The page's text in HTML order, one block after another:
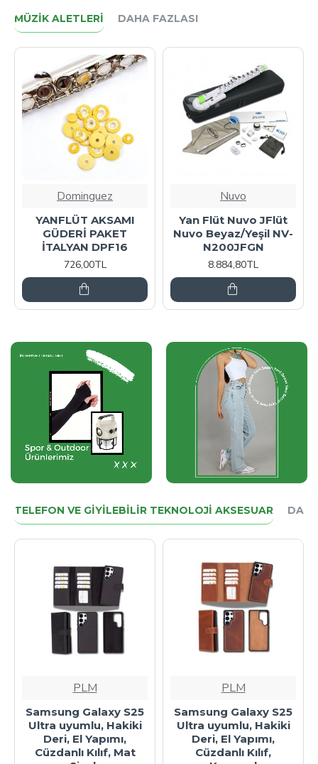
MÜZIK ALETLERI DAHA FAZLASI
Dominguez
YANFLÜT AKSAMI
GÜDERİ PAKET
İTALYAN DPF16
726,00TL
Nuvo
Yan Flüt Nuvo JFlüt
Nuvo Beyaz/Yeşil NV-
N200JFGN
8.884,80TL
TELEFON VE GIYILEBILIR TEKNOLOJI AKSESUAR
PLM
Samsung Galaxy S25
Ultra uyumlu, Hakiki
Deri, El Yapımı,
Cüzdanlı Kılıf, Mat
PLM
Samsung Galaxy S25
Ultra uyumlu, Hakiki
Deri, El Yapımı,
Cüzdanlı Kılıf,